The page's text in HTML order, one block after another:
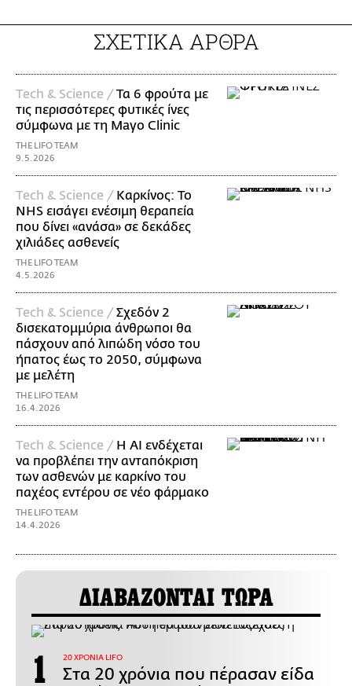
ΣΧΕΤΙΚΑ ΑΡΘΡΑ
Τech & Science /Τα 6 φρούτα με
τις περισσότερες φυτικές ίνες
σύμφωνα με τη Mayo Clinic
THE LIFO TEAM
9.5.2026
Τech & Science / Καρκίνος: Το
NHS εισάγει ενέσιμη θεραπεία
που δίνει «ανάσα» σε δεκάδες
χιλιάδες ασθενείς
THE LIFO TEAM
4.5.2026
Τech & Science /Σχεδόν 2
δισεκατομμύρια άνθρωποι θα
πάσχουν από λιπώδη νόσο του
ήπατος έως το 2050, σύμφωνα
με μελέτη
THE LIFO TEAM
16.4.2026
Τech & Science / Η ΑΙ ενδέχεται
να προβλέπει την ανταπόκριση
των ασθενών με καρκίνο του
παχέος εντέρου σε νέο φάρμακο
THE LIFO TEAM
14.4.2026
ΔΙΑΒΑΖΟΝΤΑΙ ΤΩΡΑ
20 ΧΡΟΝΙΑ LIFO
Στα 20 χρόνια που πέρασαν είδα